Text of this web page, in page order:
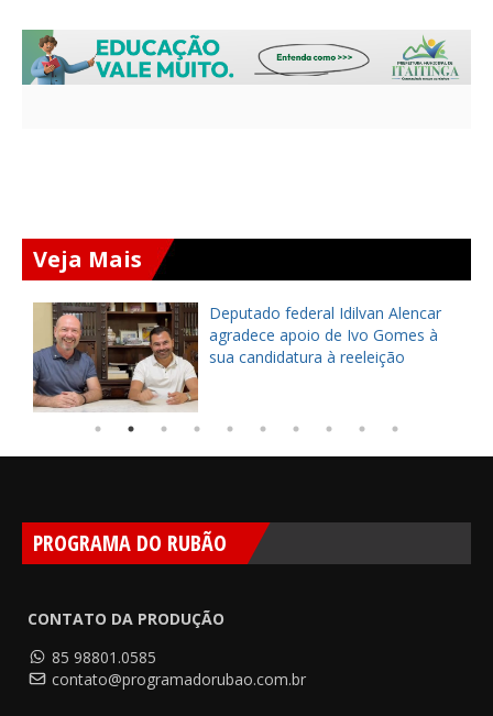
Veja Mais
Prefeito Dr. Leonildo entrega CRAS
do Sereno reformado e
modernizado em Ocara
PROGRAMA DO RUBÃO
CONTATO DA PRODUÇÃO
85 98801.0585
contato@programadorubao.com.br